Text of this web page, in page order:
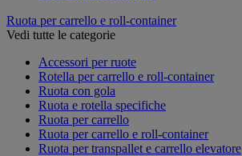
Ruota per carrello e roll-container
Vedi tutte le categorie
Accessori per ruote
Rotella per carrello e roll-container
Ruota con gola
Ruota e rotella specifiche
Ruota per carrello
Ruota per carrello e roll-container
Ruota per transpallet e carrello elevatore